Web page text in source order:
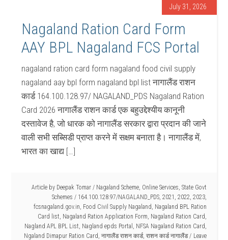
July 31, 2026
Nagaland Ration Card Form
AAY BPL Nagaland FCS Portal
nagaland ration card form nagaland food civil supply
nagaland aay bpl form nagaland bpl list नागालैंड राशन
कार्ड 164.100.128.97/ NAGALAND_PDS Nagaland Ration
Card 2026 नागालैंड राशन कार्ड एक बहुउद्देश्यीय कानूनी
दस्तावेज है, जो धारक को नागालैंड सरकार द्वारा प्रदान की जाने
वाली सभी सब्सिडी प्राप्त करने में सक्षम बनाता है। नागालैंड में,
भारत का खाद्य […]
Article by Deepak Tomar / Nagaland Scheme, Online Services, State Govt
Schemes / 164.100.128.97/NAGALAND_PDS, 2021 , 2022, 2023,
fcsnagaland.gov.in, Food Civil Supply Nagaland, Nagaland BPL Ration
Card list, Nagaland Ration Application Form, Nagaland Ration Card,
Nagland APL BPL List, Nagland epds Portal , NFSA Nagaland Ration Card,
Ngaland Dimapur Ration Card, नागालैंड राशन कार्ड, राशन कार्ड नागालैंड
Leave